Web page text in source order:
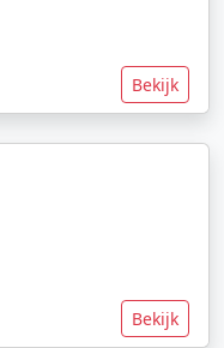
Bekijk
Bekijk